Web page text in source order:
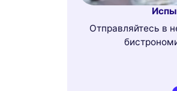
Отправляйтесь в